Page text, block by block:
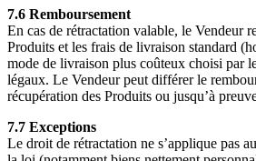
7.6 Remboursement
En cas de rétractation valable, le Vendeur
Produits et les frais de livraison standard
mode de livraison plus coûteux choisi par
légaux. Le Vendeur peut différer le
récupération des Produits ou jusqu’à
7.7 Exceptions
Le droit de rétractation ne s’applique pas